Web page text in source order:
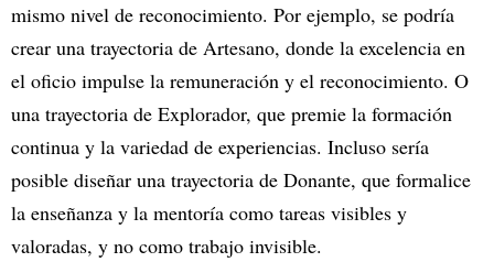
mismo nivel de reconocimiento. Por ejemplo, se podría
crear una trayectoria de Artesano, donde la excelencia en
el oficio impulse la remuneración y el reconocimiento. O
una trayectoria de Explorador, que premie la formación
continua y la variedad de experiencias. Incluso sería
posible diseñar una trayectoria de Donante, que formalice
la enseñanza y la mentoría como tareas visibles y
valoradas, y no como trabajo invisible.